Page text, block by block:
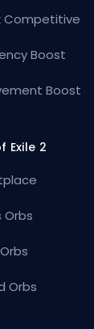
Competitive
Boost
Boost
Exile 2
Orbs
Orbs